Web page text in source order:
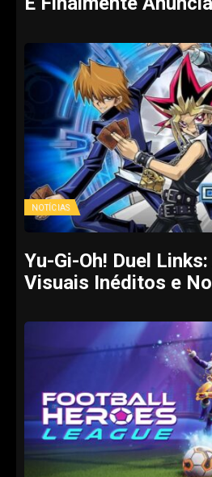
NOTÍCIAS
Yu-Gi-Oh! Duel
Visuais Inéditos e